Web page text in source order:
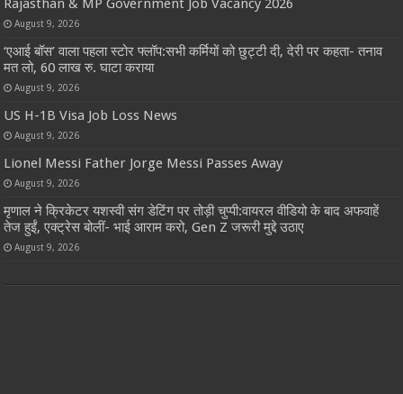
Rajasthan & MP Government Job Vacancy 2026
August 9, 2026
‘एआई बॉस’ वाला पहला स्टोर फ्लॉप:सभी कर्मियों को छुट्टी दी, देरी पर कहता- तनाव
मत लो, 60 लाख रु. घाटा कराया
August 9, 2026
US H-1B Visa Job Loss News
August 9, 2026
Lionel Messi Father Jorge Messi Passes Away
August 9, 2026
मृणाल ने क्रिकेटर यशस्वी संग डेटिंग पर तोड़ी चुप्पी:वायरल वीडियो के बाद अफवाहें
तेज हुईं, एक्ट्रेस बोलीं- भाई आराम करो, Gen Z जरूरी मुद्दे उठाए
August 9, 2026